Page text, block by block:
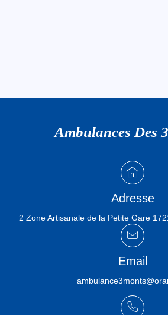
Ambulances Des
Adresse
2 Zone Artisanale de la Petite Gare
Email